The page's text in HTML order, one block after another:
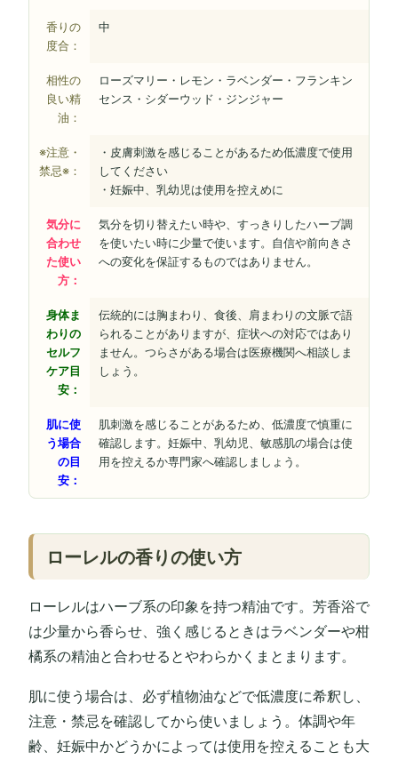
香りの
度合：
中
相性の
良い精
油：
ローズマリー・レモン・ラベンダー・フランキン
センス・シダーウッド・ジンジャー
※注意・
禁忌※：
・皮膚刺激を感じることがあるため低濃度で使用
してください
・妊娠中、乳幼児は使用を控えめに
気分に
合わせ
た使い
方：
気分を切り替えたい時や、すっきりしたハーブ調
を使いたい時に少量で使います。自信や前向きさ
への変化を保証するものではありません。
身体ま
わりの
セルフ
ケア目
安：
伝統的には胸まわり、食後、肩まわりの文脈で語
られることがありますが、症状への対応ではあり
ません。つらさがある場合は医療機関へ相談しま
しょう。
肌に使
う場合
の目
安：
肌刺激を感じることがあるため、低濃度で慎重に
確認します。妊娠中、乳幼児、敏感肌の場合は使
用を控えるか専門家へ確認しましょう。
ローレルの香りの使い方
ローレルはハーブ系の印象を持つ精油です。芳香浴で
は少量から香らせ、強く感じるときはラベンダーや柑
橘系の精油と合わせるとやわらかくまとまります。
肌に使う場合は、必ず植物油などで低濃度に希釈し、
注意・禁忌を確認してから使いましょう。体調や年
齢、妊娠中かどうかによっては使用を控えることも大